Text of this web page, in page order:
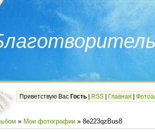
Приветствую Вас Гость RSS Главная
» Мои фотографии » 8e223qzBus8